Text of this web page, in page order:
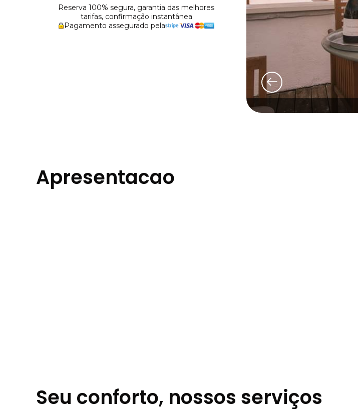
Reserva 100% segura, garantia das melhores
tarifas, confirmação instantânea
Pagamento assegurado pela
Apresentacao
Seu conforto, nossos serviços